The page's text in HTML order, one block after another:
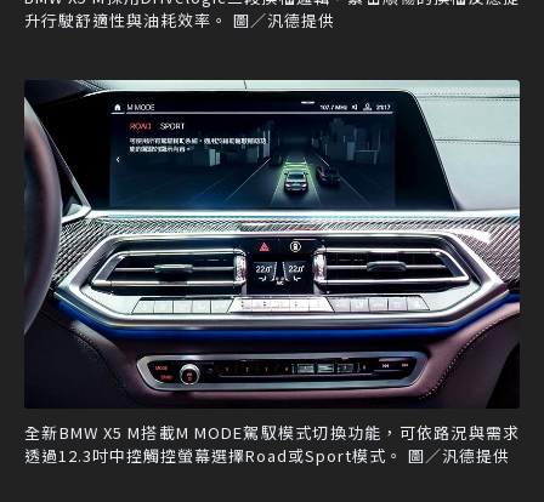
升行駛舒適性與油耗效率。 圖／汎德提供
全新BMW X5 M搭載M MODE駕馭模式切換功能，可依路況與需求
透過12.3吋中控觸控螢幕選擇Road或Sport模式。 圖／汎德提供